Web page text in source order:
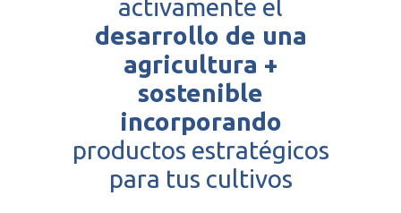
activamente el
desarrollo de una
agricultura +
sostenible
incorporando
productos estratégicos
para tus cultivos